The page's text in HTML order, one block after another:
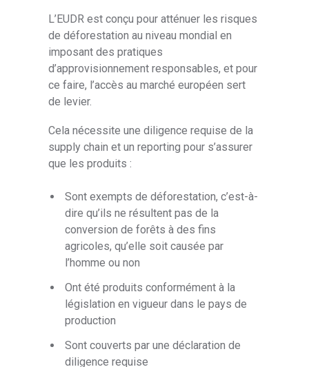
L’EUDR est conçu pour atténuer les risques
de déforestation au niveau mondial en
imposant des pratiques
d’approvisionnement responsables, et pour
ce faire, l’accès au marché européen sert
de levier.
Cela nécessite une diligence requise de la
supply chain et un reporting pour s’assurer
que les produits :
Sont exempts de déforestation, c’est-à-
dire qu’ils ne résultent pas de la
conversion de forêts à des fins
agricoles, qu’elle soit causée par
l’homme ou non
Ont été produits conformément à la
législation en vigueur dans le pays de
production
Sont couverts par une déclaration de
diligence requise